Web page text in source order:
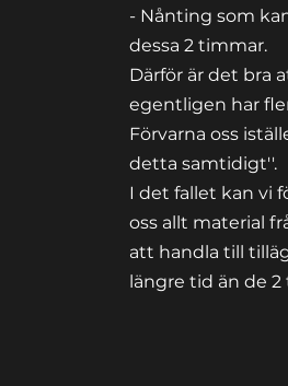
- Nånting som
dessa 2 timmar.
Därför är det bra
egentligen har
Förvarna oss
detta samtidigt''.
I det fallet kan vi
oss allt material
att handla till
längre tid än de